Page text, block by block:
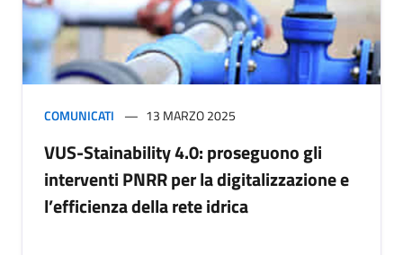
COMUNICATI 13 MARZO 2025
VUS-Stainability 4.0: proseguono gli
interventi PNRR per la digitalizzazione e
l’efficienza della rete idrica